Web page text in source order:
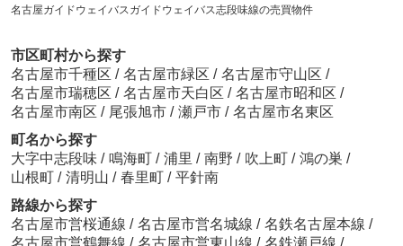
名古屋ガイドウェイバスガイドウェイバス志段味線の売買物件
市区町村から探す
名古屋市千種区 / 名古屋市緑区 / 名古屋市守山区 /
名古屋市瑞穂区 / 名古屋市天白区 / 名古屋市昭和区 /
名古屋市南区 / 尾張旭市 / 瀬戸市 / 名古屋市名東区
町名から探す
大字中志段味 / 鳴海町 / 浦里 / 南野 / 吹上町 / 鴻の巣 /
山根町 / 清明山 / 春里町 / 平針南
路線から探す
名古屋市営桜通線 / 名古屋市営名城線 / 名鉄名古屋本線 /
名古屋市営鶴舞線 / 名古屋市営東山線 / 名鉄瀬戸線 /